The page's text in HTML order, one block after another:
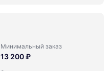
Минимальный заказ
13 200 ₽